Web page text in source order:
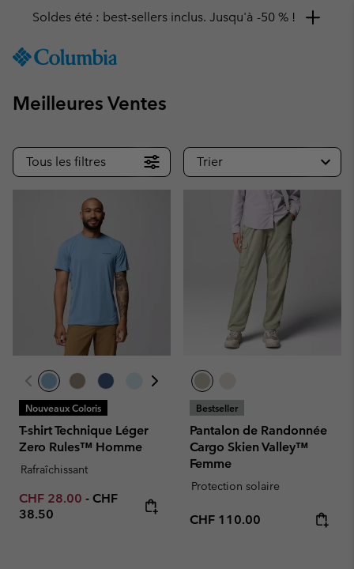
TO
SKIP
NAV
SKIP
Remise de 10 % à saisir
Meilleures Ventes
Tous les filtres Trier
Nouveaux Coloris
T-shirt Technique Léger
Zero Rules™ Homme
Rafraîchissant
Minimum sale price:
CHF 28.00 - Maximum price:
CHF
38.50
Bestseller
Pantalon de Randonnée
Cargo Skien Valley™
Femme
Protection solaire
Regular price:
CHF 110.00